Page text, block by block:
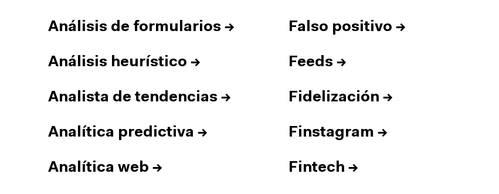
Análisis de formularios →
Análisis heurístico →
Analista de tendencias →
Analítica predictiva →
Analítica web →
Falso positivo →
Feeds →
Fidelización →
Finstagram →
Fintech →